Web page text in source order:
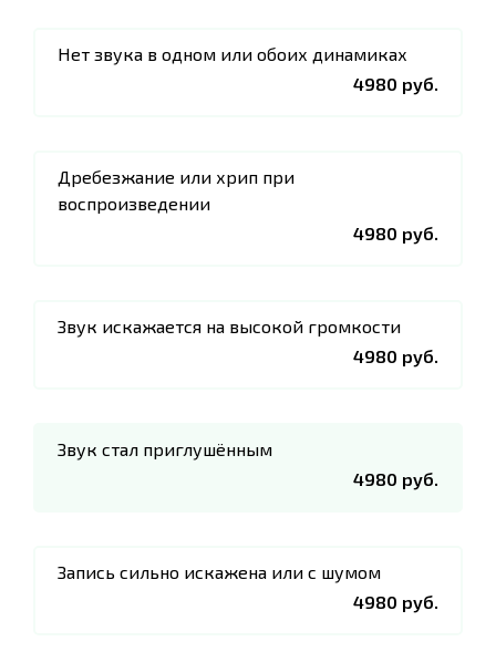
Нет звука в одном или обоих динамиках
4980 руб.
Дребезжание или хрип при
воспроизведении
4980 руб.
Звук искажается на высокой громкости
4980 руб.
Звук стал приглушённым
4980 руб.
Запись сильно искажена или с шумом
4980 руб.